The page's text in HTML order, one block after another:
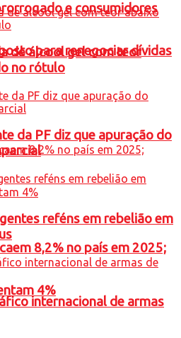
e consumidores
para renegociar dívidas
8,2% no país em 2025;
4%
de álcool gel com teor
no rótulo
da PF diz que apuração do
reféns em rebelião em
internacional de armas